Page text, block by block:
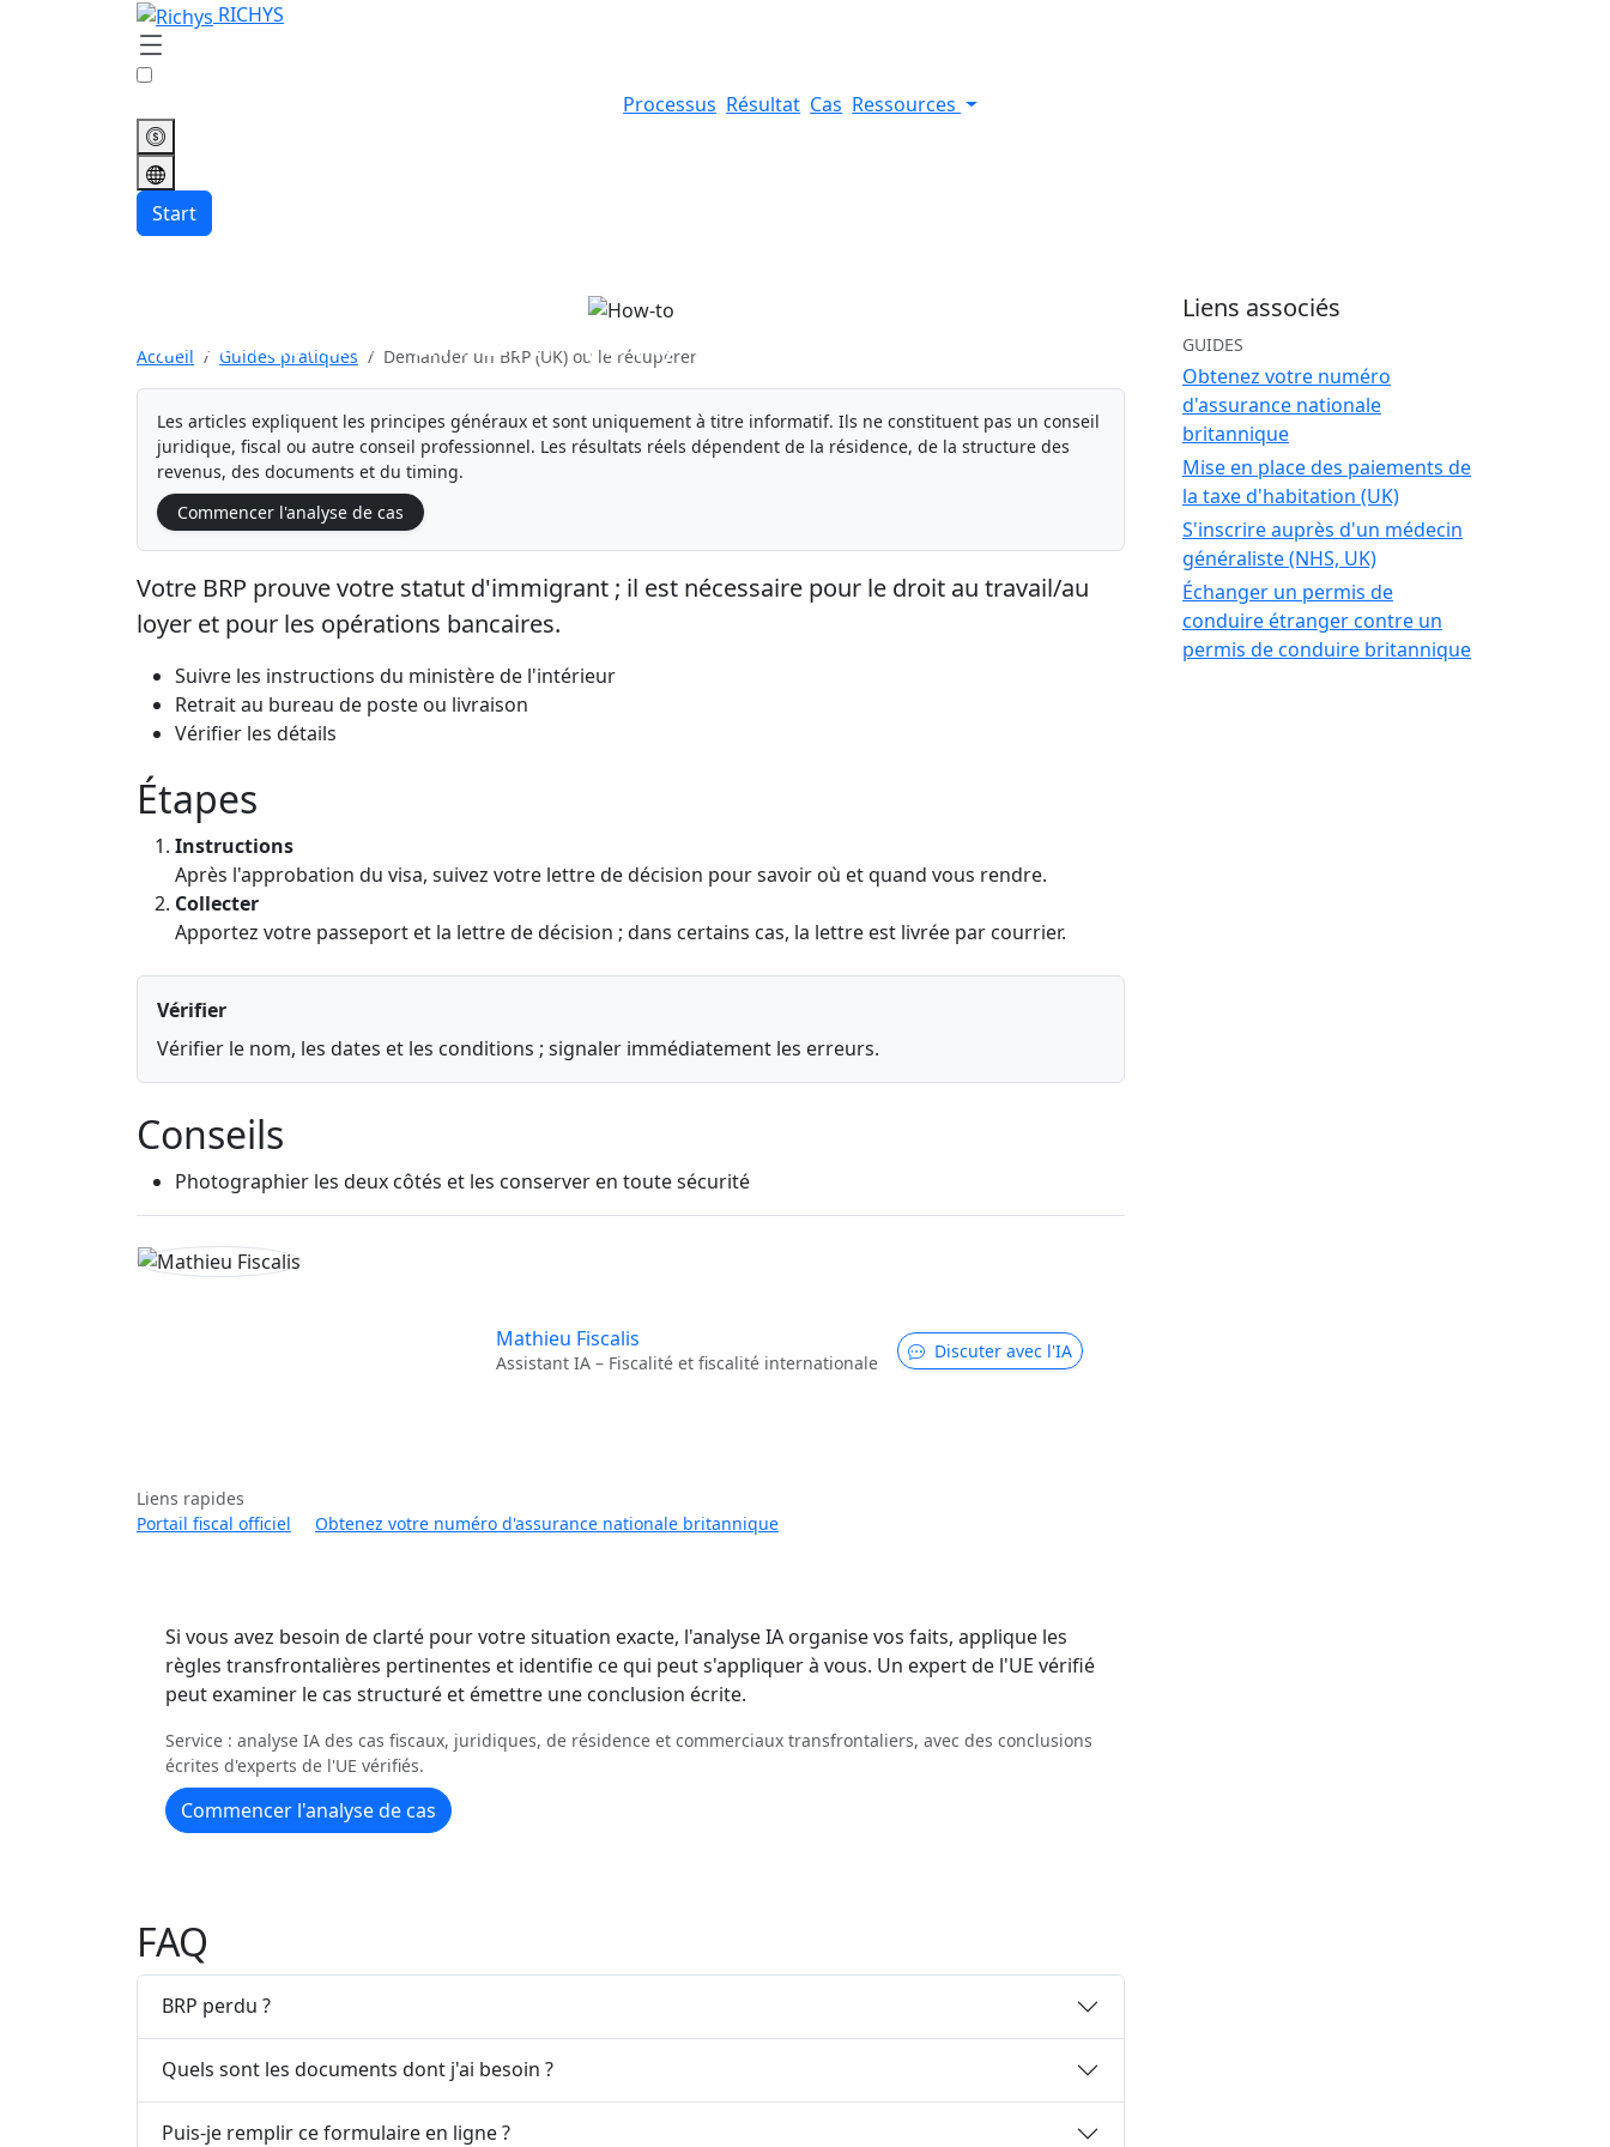
RICHYS
Processus Résultat Cas Ressources
Start
Demander un BRP (UK) ou le récupérer
Accueil Guides pratiques Demander un BRP (UK) ou le récupérer
Les articles expliquent les principes généraux et sont uniquement à titre informatif. Ils ne constituent pas un conseil
juridique, fiscal ou autre conseil professionnel. Les résultats réels dépendent de la résidence, de la structure des
revenus, des documents et du timing.
Commencer l'analyse de cas
Votre BRP prouve votre statut d'immigrant ; il est nécessaire pour le droit au travail/au
loyer et pour les opérations bancaires.
Suivre les instructions du ministère de l'intérieur
Retrait au bureau de poste ou livraison
Vérifier les détails
Étapes
Instructions
Après l'approbation du visa, suivez votre lettre de décision pour savoir où et quand vous rendre.
Collecter
Apportez votre passeport et la lettre de décision ; dans certains cas, la lettre est livrée par courrier.
Vérifier
Vérifier le nom, les dates et les conditions ; signaler immédiatement les erreurs.
Conseils
Photographier les deux côtés et les conserver en toute sécurité
Mathieu Fiscalis
Assistant IA – Fiscalité et fiscalité internationale Discuter avec l'IA
Liens rapides
Portail fiscal officiel
Obtenez votre numéro d'assurance nationale britannique
Si vous avez besoin de clarté pour votre situation exacte, l'analyse IA organise vos faits, applique les
règles transfrontalières pertinentes et identifie ce qui peut s'appliquer à vous. Un expert de l'UE vérifié
peut examiner le cas structuré et émettre une conclusion écrite.
Service : analyse IA des cas fiscaux, juridiques, de résidence et commerciaux transfrontaliers, avec des conclusions
écrites d'experts de l'UE vérifiés.
Commencer l'analyse de cas
FAQ
BRP perdu ?
Quels sont les documents dont j'ai besoin ?
Puis-je remplir ce formulaire en ligne ?
Liens associés
GUIDES
Obtenez votre numéro
d'assurance nationale
britannique
Mise en place des paiements de
la taxe d'habitation (UK)
S'inscrire auprès d'un médecin
généraliste (NHS, UK)
Échanger un permis de
conduire étranger contre un
permis de conduire britannique